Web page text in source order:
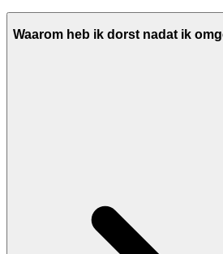
Waarom heb ik dorst nadat ik